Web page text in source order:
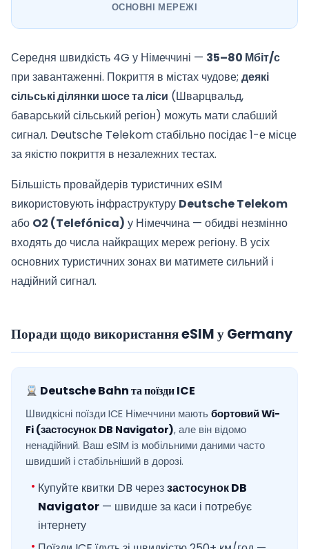
ОСНОВНІ МЕРЕЖІ
Середня швидкість 4G у Німеччині — 35–80 Мбіт/с
при завантаженні. Покриття в містах чудове; деякі
сільські ділянки шосе та ліси (Шварцвальд,
баварський сільський регіон) можуть мати слабший
сигнал. Deutsche Telekom стабільно посідає 1-е місце
за якістю покриття в незалежних тестах.
Більшість провайдерів туристичних eSIM
використовують інфраструктуру Deutsche Telekom
або O2 (Telefónica) у Німеччина — обидві незмінно
входять до числа найкращих мереж регіону. В усіх
основних туристичних зонах ви матимете сильний і
надійний сигнал.
Поради щодо використання eSIM у Germany
Deutsche Bahn та поїзди ICE
Швидкісні поїзди ICE Німеччини мають бортовий Wi-
Fi (застосунок DB Navigator), але він відомо
ненадійний. Ваш eSIM із мобільними даними часто
швидший і стабільніший в дорозі.
Купуйте квитки DB череззастосунок DB
Navigator — швидше за каси і потребує
інтернету